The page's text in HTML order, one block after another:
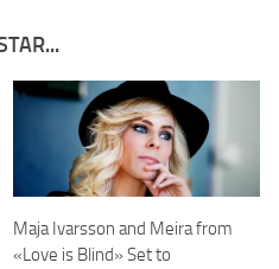
Maja Ivarsson and Meira from
«Love is Blind» Set to